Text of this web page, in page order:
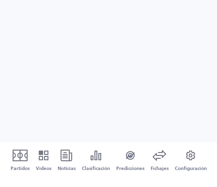
Partidos Vídeos Noticias Clasificación Predicciones Fichajes Configuración